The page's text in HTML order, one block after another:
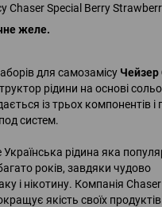
Chaser Special Berry
желе.
для самозамісу
рідини на основі
із трьох компонентів і
систем.
рідина яка
років, завдяки чудово
і нікотину. Компанія Chaser
якість своїх продуктів